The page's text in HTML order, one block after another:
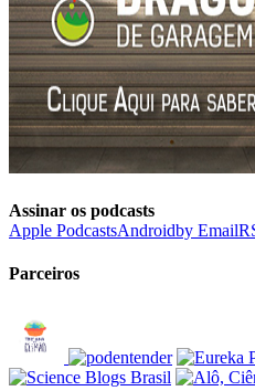
Assinar os podcasts
Apple PodcastsAndroidby Email
Parceiros